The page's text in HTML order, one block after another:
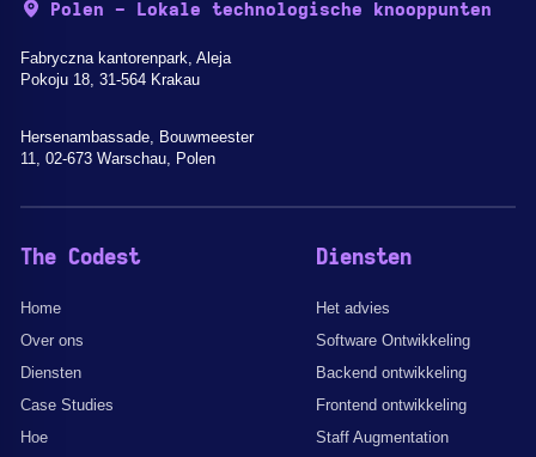
Polen - Lokale technologische knooppunten
Fabryczna kantorenpark, Aleja
Pokoju 18, 31-564 Krakau
Hersenambassade, Bouwmeester
11, 02-673 Warschau, Polen
The Codest
Home
Over ons
Diensten
Case Studies
Hoe
Diensten
Het advies
Software Ontwikkeling
Backend ontwikkeling
Frontend ontwikkeling
Staff Augmentation